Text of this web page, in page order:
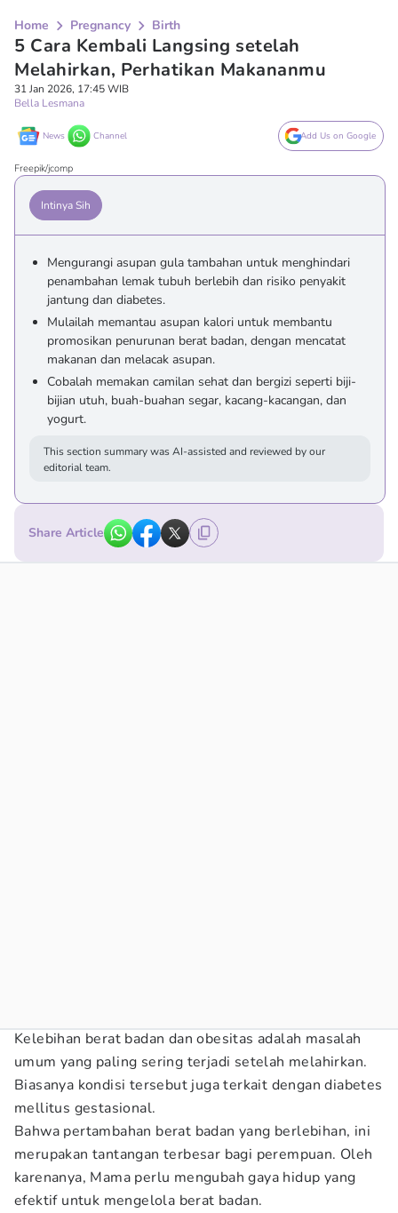
Home Pregnancy Birth
5 Cara Kembali Langsing setelah
Melahirkan, Perhatikan Makananmu
31 Jan 2026, 17:45 WIB
Bella Lesmana
News Channel Add Us on Google
Freepik/jcomp
Intinya Sih
Mengurangi asupan gula tambahan untuk menghindari
penambahan lemak tubuh berlebih dan risiko penyakit
jantung dan diabetes.
Mulailah memantau asupan kalori untuk membantu
promosikan penurunan berat badan, dengan mencatat
makanan dan melacak asupan.
Cobalah memakan camilan sehat dan bergizi seperti biji-
bijian utuh, buah-buahan segar, kacang-kacangan, dan
yogurt.
This section summary was AI-assisted and reviewed by our
editorial team.
Share Article
Kelebihan berat badan dan obesitas adalah masalah
umum yang paling sering terjadi setelah melahirkan.
Biasanya kondisi tersebut juga terkait dengan diabetes
mellitus gestasional.
Bahwa pertambahan berat badan yang berlebihan, ini
merupakan tantangan terbesar bagi perempuan. Oleh
karenanya, Mama perlu mengubah gaya hidup yang
efektif untuk mengelola berat badan.